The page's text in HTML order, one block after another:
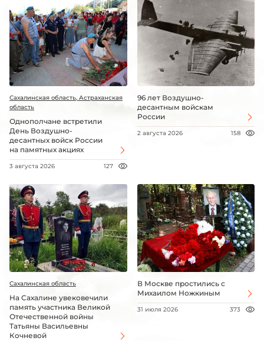
Сахалинская область, Астраханская
область
Однополчане встретили
День Воздушно-
десантных войск России
на памятных акциях
3 августа 2026 127
96 лет Воздушно-
десантным войскам
России
2 августа 2026 158
Сахалинская область
На Сахалине увековечили
память участника Великой
Отечественной войны
Татьяны Васильевны
Кочневой
В Москве простились с
Михаилом Ножкиным
31 июля 2026 373